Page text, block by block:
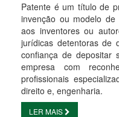
Patente é um título de
invenção ou modelo de
aos inventores ou
jurídicas detentoras de
confiança de depositar
empresa com
profissionais
direito e, engenharia.
LER MAIS